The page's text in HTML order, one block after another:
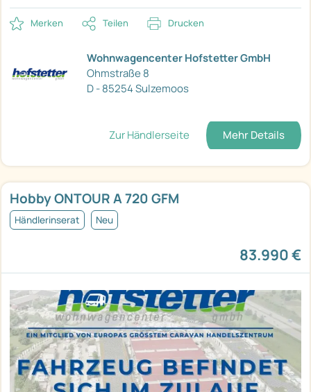
Merken Teilen Drucken
Wohnwagencenter Hofstetter GmbH
Ohmstraße 8
D - 85254 Sulzemoos
Zur Händlerseite Mehr Details
Hobby ONTOUR A 720 GFM
Händlerinserat Neu
83.990 €